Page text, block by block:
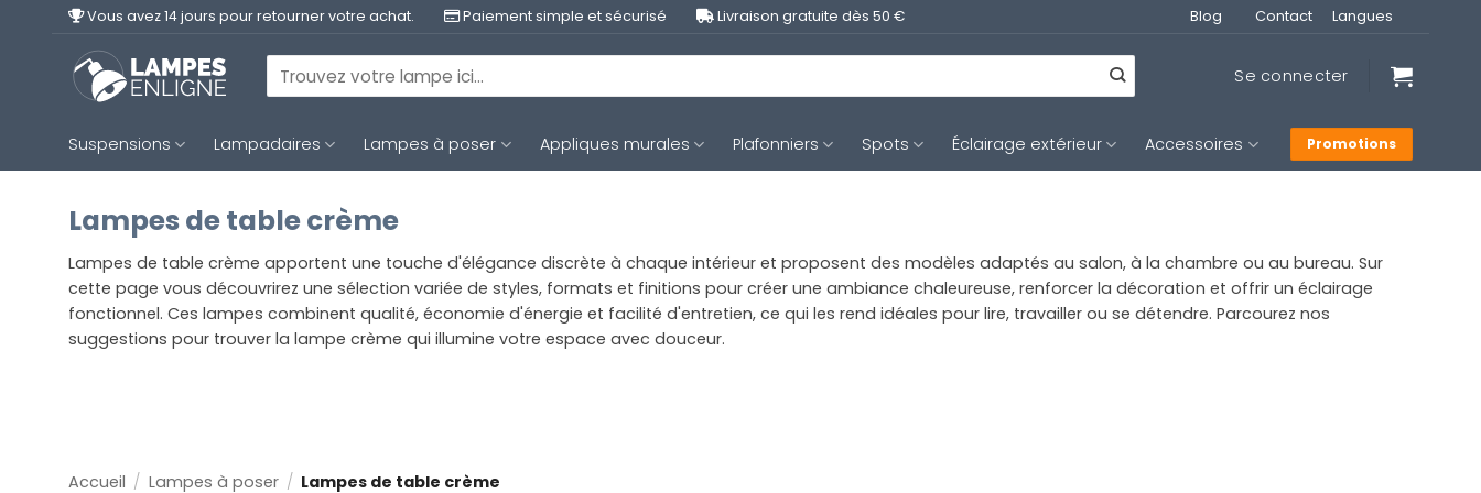
Vous avez 14 jours pour retourner votre achat. Paiement simple et sécurisé Livraison gratuite dès 50 € Blog Contact Langues
Recherche
pour :
Se connecter
Suspensions Lampadaires Lampes à poser Appliques murales Plafonniers Spots Éclairage extérieur Accessoires Promotions
Lampes de table crème
Lampes de table crème apportent une touche d'élégance discrète à chaque intérieur et proposent des modèles adaptés au salon, à la chambre ou au bureau. Sur
cette page vous découvrirez une sélection variée de styles, formats et finitions pour créer une ambiance chaleureuse, renforcer la décoration et offrir un éclairage
fonctionnel. Ces lampes combinent qualité, économie d'énergie et facilité d'entretien, ce qui les rend idéales pour lire, travailler ou se détendre. Parcourez nos
suggestions pour trouver la lampe crème qui illumine votre espace avec douceur.
Accueil / Lampes à poser / Lampes de table crème